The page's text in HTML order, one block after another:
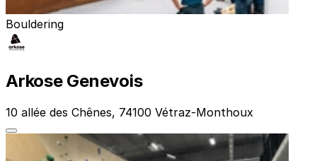
Bouldering
Arkose Genevois
10 allée des Chênes, 74100 Vétraz-Monthoux